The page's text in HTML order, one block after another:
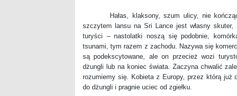
Hałas, klaksony, szum ulicy, nie
szczytem lansu na Sri Lance jest własny
turyści – nastolatki noszą się podobnie,
tsunami, tym razem z zachodu. Nazywa się
są podekscytowane, ale on przecież wozi
dżungli lub na koniec świata. Zaczyna chwalić
rozumiemy się. Kobieta z Europy, przez którą już
do dżungli i pragnie uciec od zgiełku.